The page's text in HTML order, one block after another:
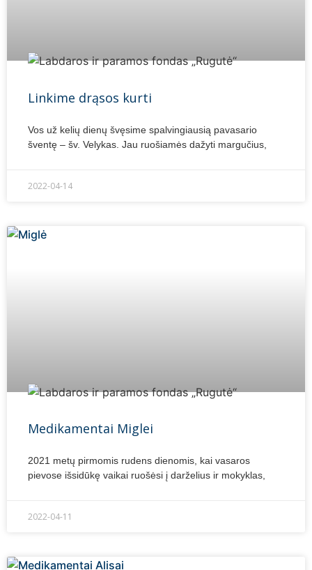
Linkime drąsos kurti
Vos už kelių dienų švęsime spalvingiausią pavasario
šventę – šv. Velykas. Jau ruošiamės dažyti margučius,
2022-04-14
Medikamentai Miglei
2021 metų pirmomis rudens dienomis, kai vasaros
pievose išsidūkę vaikai ruošėsi į darželius ir mokyklas,
2022-04-11